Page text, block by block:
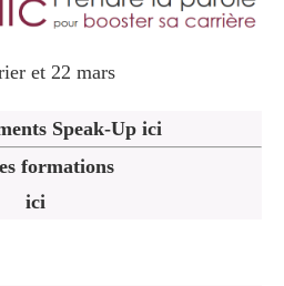
et 22 mars
Speak-Up ici
formations
ici